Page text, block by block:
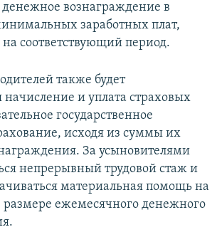
денежное вознаграждение в
заработных плат,
соответствующий период.
также будет
начисление и уплата страховых
государственное
исходя из суммы их
За усыновителями
непрерывный трудовой стаж и
материальная помощь на
размере ежемесячного денежного